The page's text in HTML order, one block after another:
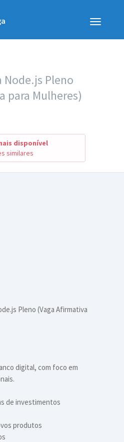
Toggle
Node.js Pleno
para Mulheres)
disponível
similares
Pleno (Vaga Afirmativa
digital, com foco em
de investimentos
produtos